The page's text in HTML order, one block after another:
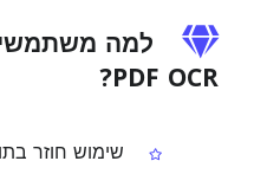
PDF OCR?
שימוש חוזר